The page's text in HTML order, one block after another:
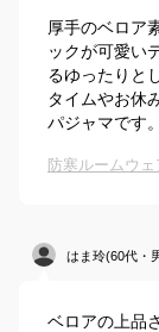
厚手のベロア
ックが可愛い
るゆったりと
タイムやお休
パジャマです。
はま玲(60代・
ベロアの上品